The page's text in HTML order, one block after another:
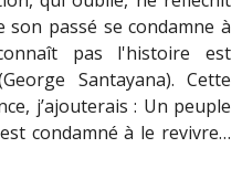
passé se condamne à
pas l'histoire est
Santayana). Cette
j’ajouterais : Un peuple
condamné à le revivre…